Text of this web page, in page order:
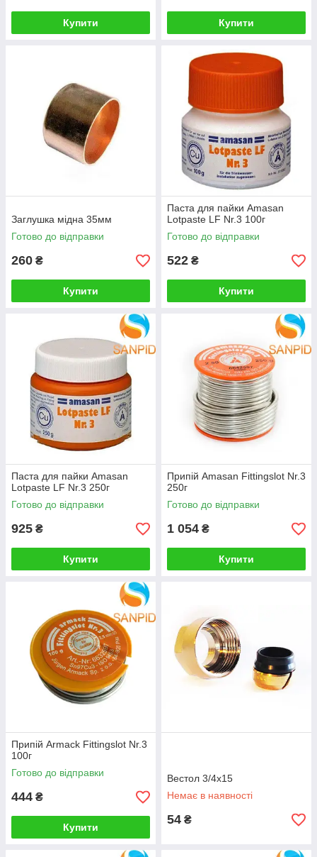
Купити Купити
Заглушка мідна 35мм
Готово до відправки
260 ₴
Купити
Паста для пайки Amasan
Lotpaste LF Nr.3 100г
Готово до відправки
522 ₴
Купити
Паста для пайки Amasan
Lotpaste LF Nr.3 250г
Готово до відправки
925 ₴
Купити
Припій Amasan Fittingslot Nr.3
250г
Готово до відправки
1 054 ₴
Купити
Припій Armack Fittingslot Nr.3
100г
Готово до відправки
444 ₴
Купити
Вестол 3/4х15
Немає в наявності
54 ₴